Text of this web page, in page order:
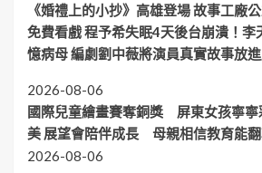
《婚禮上的小抄》高雄登場 故事工廠
免費看戲 程予希失眠4天後台崩潰！李
憶病母 編劇劉中薇將演員真實故事放
2026-08-06
國際兒童繪畫賽奪銅獎 屏東女孩寧寧
美 展望會陪伴成長 母親相信教育能
2026-08-06